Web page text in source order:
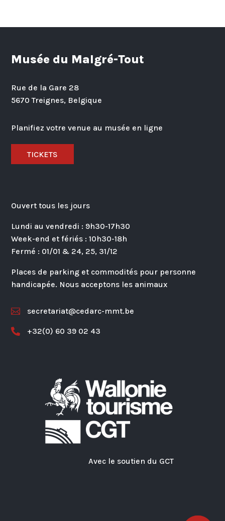
Musée du Malgré-Tout
Rue de la Gare 28
5670 Treignes, Belgique
Planifiez votre venue au musée en ligne
TICKETS
Ouvert tous les jours
Lundi au vendredi : 9h30-17h30
Week-end et fériés : 10h30-18h
Fermé : 01/01 & 24, 25, 31/12
Places de parking et commodités pour personne
handicapée. Nous acceptons les animaux
 secretariat@cedarc-mmt.be
 +32(0) 60 39 02 43
Avec le soutien du GCT